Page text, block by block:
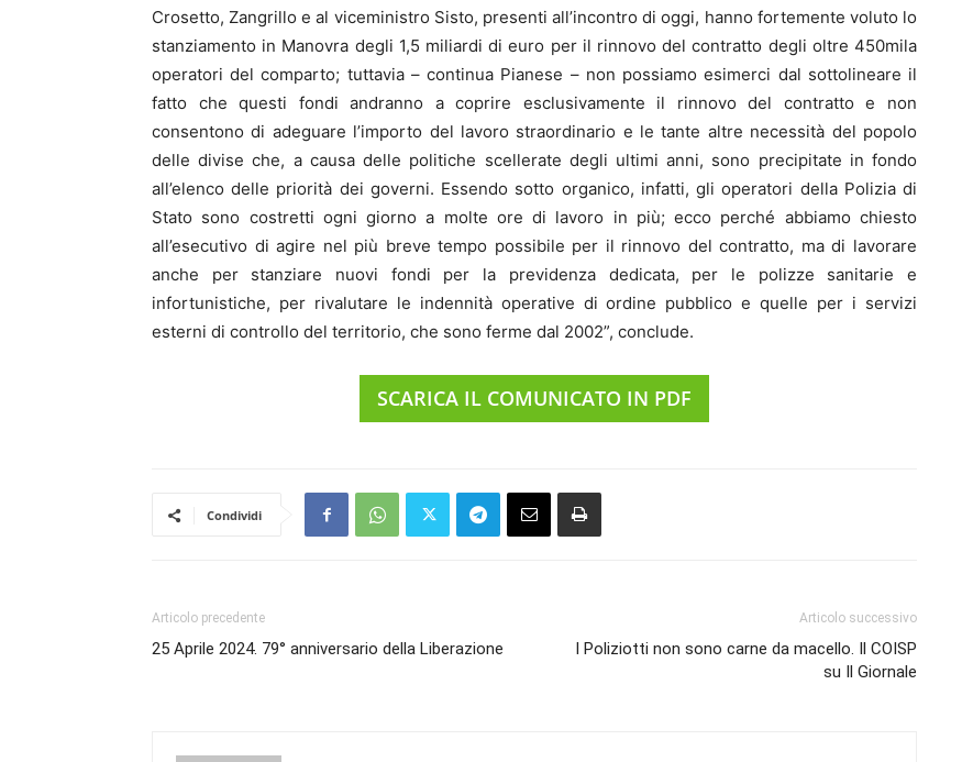
Crosetto, Zangrillo e al viceministro Sisto, presenti all’incontro di oggi, hanno fortemente voluto lo
stanziamento in Manovra degli 1,5 miliardi di euro per il rinnovo del contratto degli oltre 450mila
operatori del comparto; tuttavia – continua Pianese – non possiamo esimerci dal sottolineare il
fatto che questi fondi andranno a coprire esclusivamente il rinnovo del contratto e non
consentono di adeguare l’importo del lavoro straordinario e le tante altre necessità del popolo
delle divise che, a causa delle politiche scellerate degli ultimi anni, sono precipitate in fondo
all’elenco delle priorità dei governi. Essendo sotto organico, infatti, gli operatori della Polizia di
Stato sono costretti ogni giorno a molte ore di lavoro in più; ecco perché abbiamo chiesto
all’esecutivo di agire nel più breve tempo possibile per il rinnovo del contratto, ma di lavorare
anche per stanziare nuovi fondi per la previdenza dedicata, per le polizze sanitarie e
infortunistiche, per rivalutare le indennità operative di ordine pubblico e quelle per i servizi
esterni di controllo del territorio, che sono ferme dal 2002”, conclude.
SCARICA IL COMUNICATO IN PDF
Condividi
Articolo precedente
25 Aprile 2024. 79° anniversario della Liberazione
Articolo successivo
I Poliziotti non sono carne da macello. Il COISP
su Il Giornale